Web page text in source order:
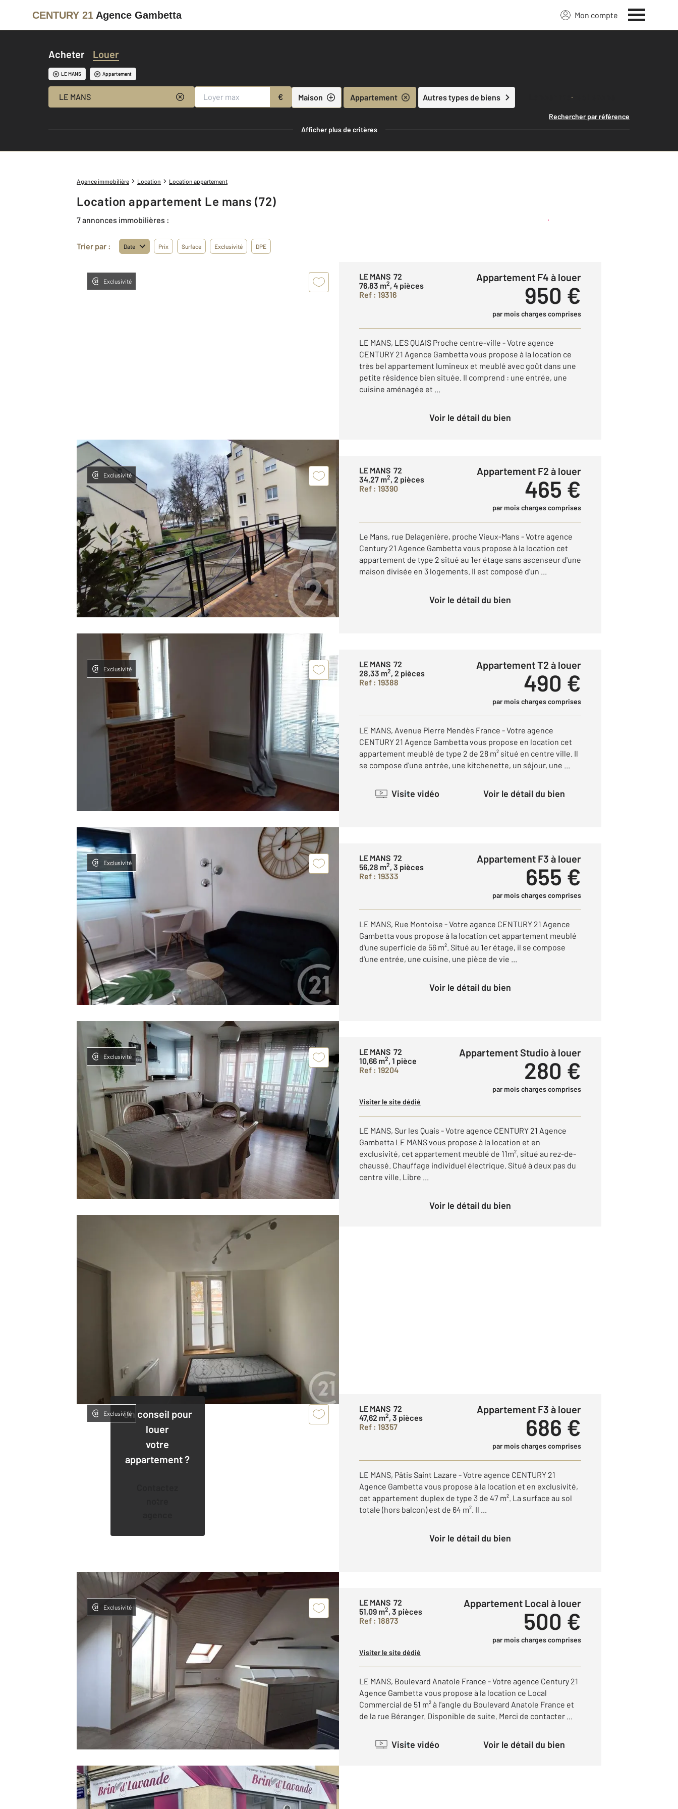
CENTURY 21 Agence Gambetta Mon compte
Acheter Louer
LE MANS Appartement
LE MANS € Maison Appartement Autres types de biens Lancer ma recherche
Rechercher par référence
Afficher plus de critères
Agence immobilière Location Location appartement
Location appartement Le mans (72)
7 annonces immobilières : Créer une alerte
Trier par : Date Prix Surface Exclusivité DPE
Exclusivité
LE MANS 72
76,83 m2, 4 pièces
Ref : 19316
Appartement F4 à louer
950 €
par mois charges comprises
LE MANS, LES QUAIS Proche centre-ville - Votre agence
CENTURY 21 Agence Gambetta vous propose à la location ce
très bel appartement lumineux et meublé avec goût dans une
petite résidence bien située. Il comprend : une entrée, une
cuisine aménagée et ...
Voir le détail du bien
Exclusivité
LE MANS 72
34,27 m2, 2 pièces
Ref : 19390
Appartement F2 à louer
465 €
par mois charges comprises
Le Mans, rue Delagenière, proche Vieux-Mans - Votre agence
Century 21 Agence Gambetta vous propose à la location cet
appartement de type 2 situé au 1er étage sans ascenseur d'une
maison divisée en 3 logements. Il est composé d'un ...
Voir le détail du bien
Exclusivité
LE MANS 72
28,33 m2, 2 pièces
Ref : 19388
Appartement T2 à louer
490 €
par mois charges comprises
LE MANS, Avenue Pierre Mendès France - Votre agence
CENTURY 21 Agence Gambetta vous propose en location cet
appartement meublé de type 2 de 28 m² situé en centre ville. Il
se compose d'une entrée, une kitchenette, un séjour, une ...
Visite vidéo Voir le détail du bien
Exclusivité
LE MANS 72
56,28 m2, 3 pièces
Ref : 19333
Appartement F3 à louer
655 €
par mois charges comprises
LE MANS, Rue Montoise - Votre agence CENTURY 21 Agence
Gambetta vous propose à la location cet appartement meublé
d'une superficie de 56 m². Situé au 1er étage, il se compose
d'une entrée, une cuisine, une pièce de vie ...
Voir le détail du bien
Exclusivité
LE MANS 72
10,66 m2, 1 pièce
Ref : 19204
Appartement Studio à louer
280 €
par mois charges comprises
Visiter le site dédié
LE MANS, Sur les Quais - Votre agence CENTURY 21 Agence
Gambetta LE MANS vous propose à la location et en
exclusivité, cet appartement meublé de 11m², situé au rez-de-
chaussé. Chauffage individuel électrique. Situé à deux pas du
centre ville. Libre ...
Voir le détail du bien
Un conseil pour
louer
votre
appartement ?
notre
Exclusivité
LE MANS 72
47,62 m2, 3 pièces
Ref : 19357
Appartement F3 à louer
686 €
par mois charges comprises
LE MANS, Pâtis Saint Lazare - Votre agence CENTURY 21
Agence Gambetta vous propose à la location et en exclusivité,
cet appartement duplex de type 3 de 47 m². La surface au sol
totale (hors balcon) est de 64 m². Il ...
Voir le détail du bien
Exclusivité
LE MANS 72
51,09 m2, 3 pièces
Ref : 18873
Appartement Local à louer
500 €
par mois charges comprises
Visiter le site dédié
LE MANS, Boulevard Anatole France - Votre agence Century 21
Agence Gambetta vous propose à la location ce Local
Commercial de 51 m² à l'angle du Boulevard Anatole France et
de la rue Béranger. Disponible de suite. Merci de contacter ...
Visite vidéo Voir le détail du bien